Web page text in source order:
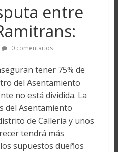
entre
0 comentarios
tener 75% de
del Asentamiento
no está dividida. La
del Asentamiento
de Calleria y unos
tendrá más
supuestos dueños